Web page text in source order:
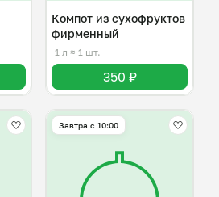
Компот из сухофруктов
фирменный
1 л ≈ 1 шт.
350 ₽
Завтра c 10:00